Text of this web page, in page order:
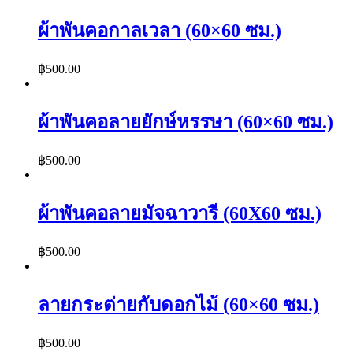
ผ้าพันคอกาลเวลา (60×60 ซม.)
฿500.00
ผ้าพันคอลายยักษ์หรรษา (60×60 ซม.)
฿500.00
ผ้าพันคอลายมัจฉาวารี (60X60 ซม.)
฿500.00
ลายกระต่ายกับดอกไม้ (60×60 ซม.)
฿500.00